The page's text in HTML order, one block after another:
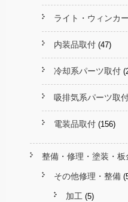
ライト・ウィンカ
内装品取付 (47)
冷却系パーツ取付
吸排気系パーツ取
電装品取付 (156)
整備・修理・塗装・板
その他修理・整備
加工 (5)